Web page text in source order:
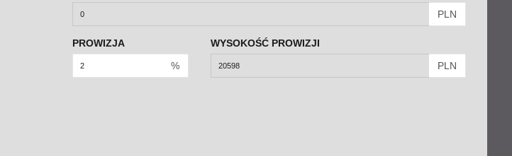
PLN
PROWIZJA
%
WYSOKOŚĆ PROWIZJI
PLN